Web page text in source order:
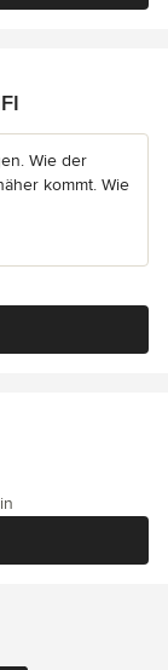
Wie der
kommt. Wie